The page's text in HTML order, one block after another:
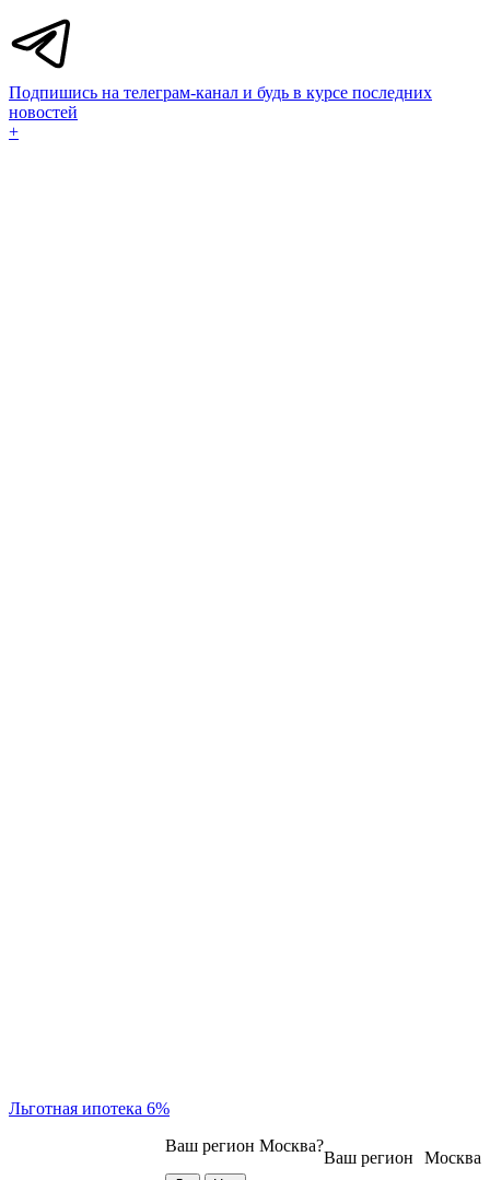
Подпишись на телеграм-канал и будь в курсе последних
новостей
+
Льготная ипотека 6%
Москва
Ваш регион
Ваш регион Москва?